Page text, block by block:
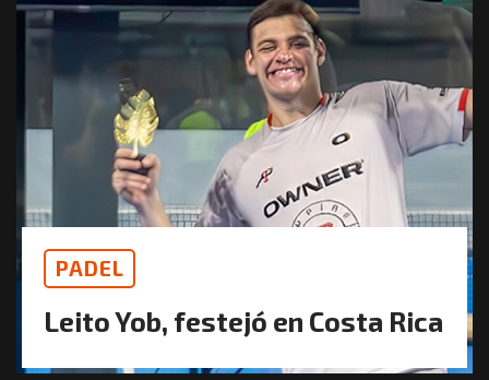
PADEL
Leito Yob, festejó en Costa Rica